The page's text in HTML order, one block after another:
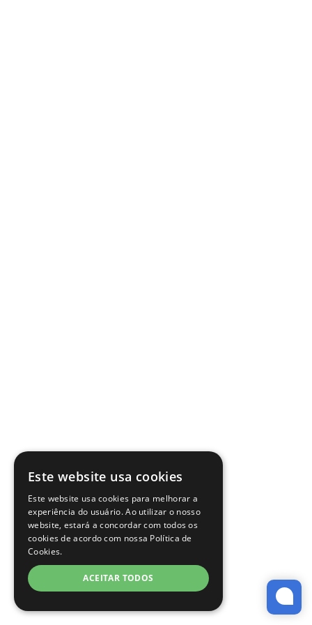
Este website usa cookies
Este website usa cookies para melhorar a
experiência do usuário. Ao utilizar o nosso
website, estará a concordar com todos os
cookies de acordo com nossa Política de
Cookies.
ACEITAR TODOS